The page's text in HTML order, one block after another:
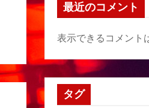
最近のコメント
表示できるコメント
タグ